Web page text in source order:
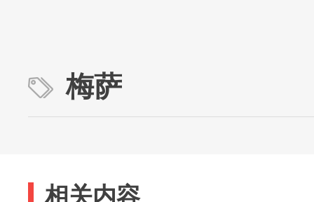
梅萨
相关内容